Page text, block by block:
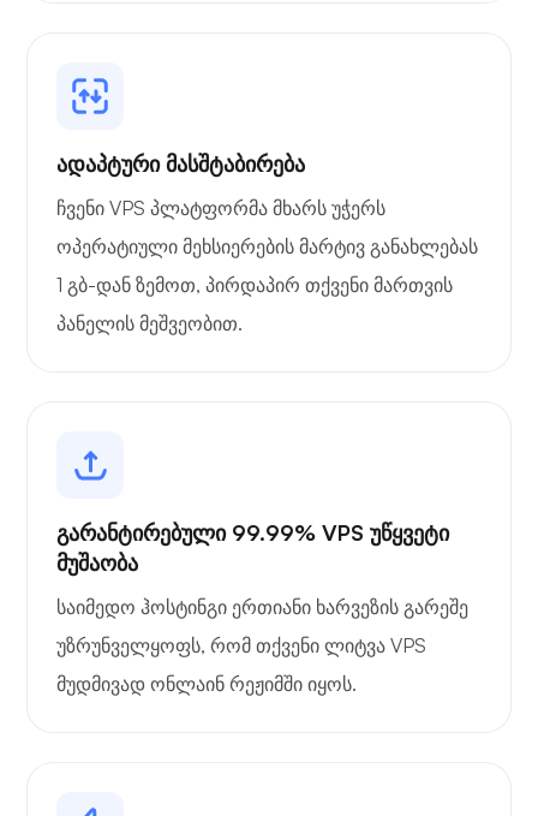
ადაპტური მასშტაბირება
ჩვენი VPS პლატფორმა მხარს უჭერს
ოპერატიული მეხსიერების მარტივ განახლებას
1 გბ-დან ზემოთ, პირდაპირ თქვენი მართვის
პანელის მეშვეობით.
გარანტირებული 99.99% VPS უწყვეტი
მუშაობა
საიმედო ჰოსტინგი ერთიანი ხარვეზის გარეშე
უზრუნველყოფს, რომ თქვენი ლიტვა VPS
მუდმივად ონლაინ რეჟიმში იყოს.